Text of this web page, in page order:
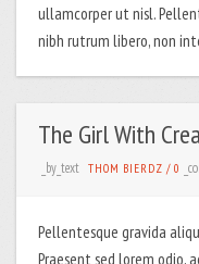
ullamcorper ut nisl.
nibh rutrum libero, non
The Girl With
_by_text THOM BIERDZ / 0
Pellentesque gravida
Praesent sed lorem odio,